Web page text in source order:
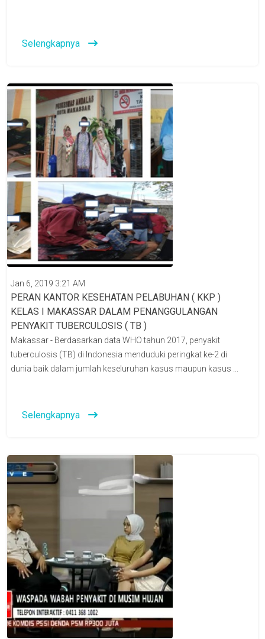
Selengkapnya
Jan 6, 2019 3:21 AM
PERAN KANTOR KESEHATAN PELABUHAN ( KKP )
KELAS I MAKASSAR DALAM PENANGGULANGAN
PENYAKIT TUBERCULOSIS ( TB )
Makassar - Berdasarkan data WHO tahun 2017, penyakit
tuberculosis (TB) di Indonesia menduduki peringkat ke-2 di
dunia baik dalam jumlah keseluruhan kasus maupun kasus ...
Selengkapnya